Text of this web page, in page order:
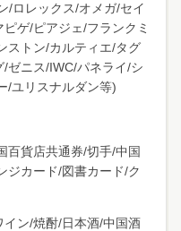
/ロレックス/オメガ/セイ
ゲ/ピアジェ/フランクミ
ストン/カルティエ/タグ
ゼニス/IWC/パネライ/シ
/ユリスナルダン等)
百貨店共通券/切手/中国
ジカード/図書カード/ク
ン/焼酎/日本酒/中国酒